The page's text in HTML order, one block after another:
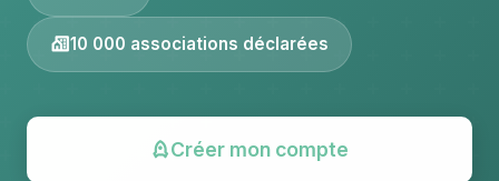
10 000 associations déclarées
Créer mon compte